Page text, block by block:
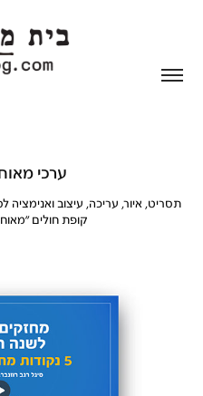
ערכי
תסריט, איור, עריכה, עיצוב
קופת חולים